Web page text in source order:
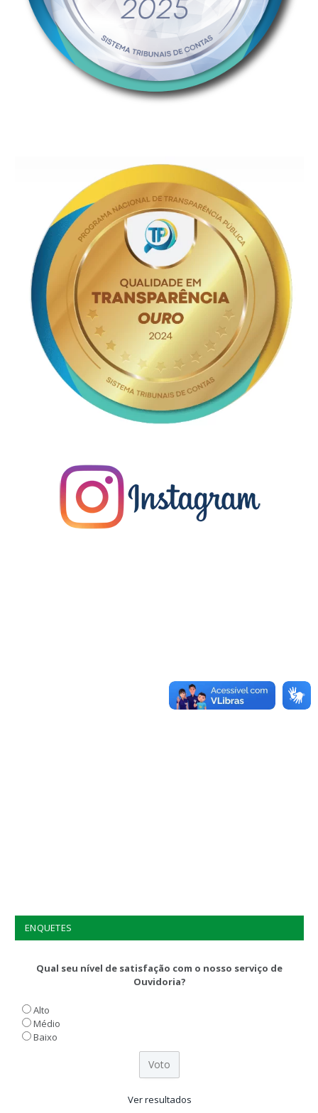
ENQUETES
Qual seu nível de satisfação com o nosso serviço de
Ouvidoria?
Alto
Médio
Baixo
Ver resultados